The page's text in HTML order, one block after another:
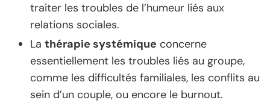
traiter les troubles de l’humeur liés aux
relations sociales.
La thérapie systémique concerne
essentiellement les troubles liés au groupe,
comme les difficultés familiales, les conflits au
sein d’un couple, ou encore le burnout.